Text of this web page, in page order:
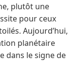
plutôt une
pour ceux
Aujourd’hui,
planétaire
dans le signe de